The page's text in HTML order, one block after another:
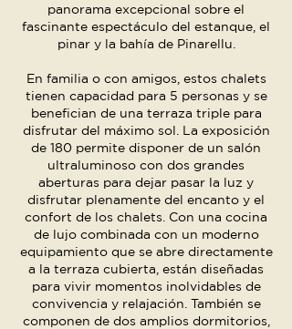
panorama excepcional sobre el
fascinante espectáculo del estanque, el
pinar y la bahía de Pinarellu.
En familia o con amigos, estos chalets
tienen capacidad para 5 personas y se
benefician de una terraza triple para
disfrutar del máximo sol. La exposición
de 180 permite disponer de un salón
ultraluminoso con dos grandes
aberturas para dejar pasar la luz y
disfrutar plenamente del encanto y el
confort de los chalets. Con una cocina
de lujo combinada con un moderno
equipamiento que se abre directamente
a la terraza cubierta, están diseñadas
para vivir momentos inolvidables de
convivencia y relajación. También se
componen de dos amplios dormitorios,